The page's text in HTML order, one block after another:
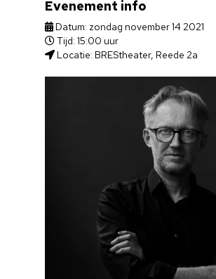
Evenement info
Datum: zondag november 14 2021
Tijd: 15:00 uur
Locatie: BREStheater, Reede 2a